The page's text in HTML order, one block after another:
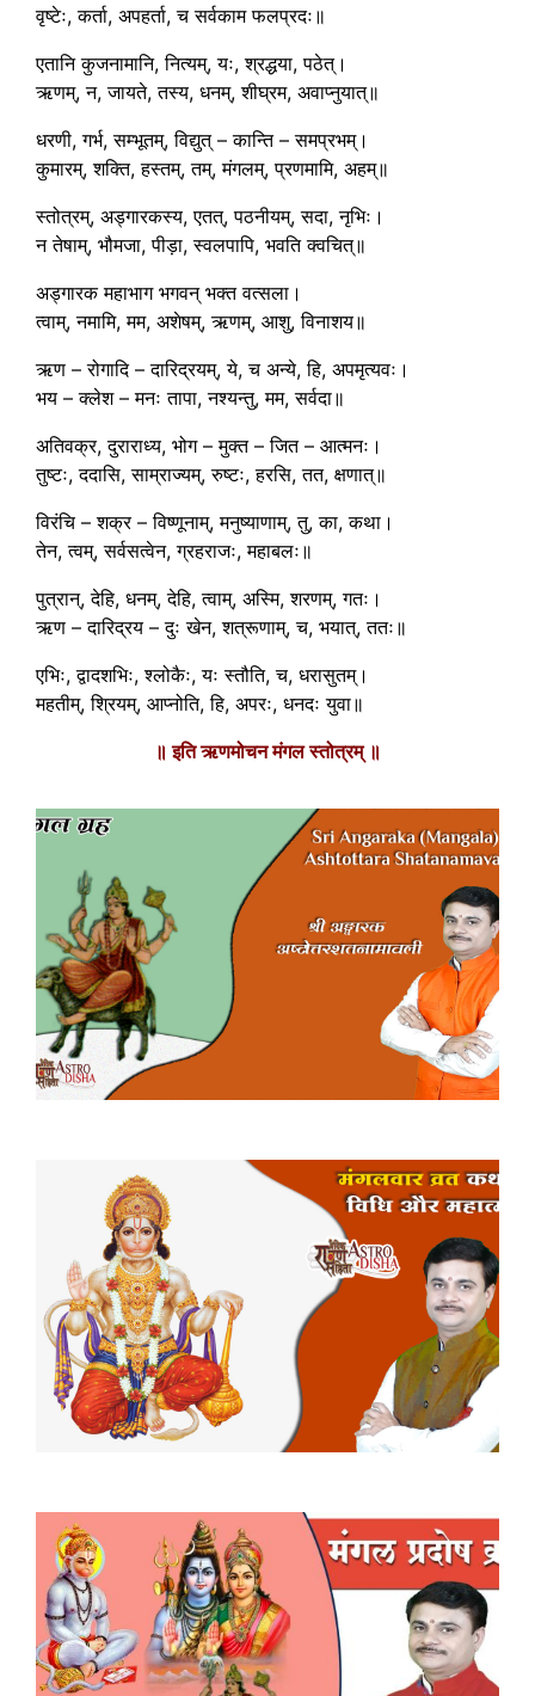
वृष्टेः, कर्ता, अपहर्ता, च सर्वकाम फलप्रदः॥
एतानि कुजनामानि, नित्यम्, यः, श्रद्धया, पठेत्।
ऋणम्, न, जायते, तस्य, धनम्, शीघ्रम, अवाप्नुयात्॥
धरणी, गर्भ, सम्भूतम्, विद्युत् – कान्ति – समप्रभम्।
कुमारम्, शक्ति, हस्तम्, तम्, मंगलम्, प्रणमामि, अहम्॥
स्तोत्रम्, अड्गारकस्य, एतत्, पठनीयम्, सदा, नृभिः।
न तेषाम्, भौमजा, पीड़ा, स्वलपापि, भवति क्वचित्॥
अड्गारक महाभाग भगवन् भक्त वत्सला।
त्वाम्, नमामि, मम, अशेषम्, ऋणम्, आशु, विनाशय॥
ऋण – रोगादि – दारिद्रयम्, ये, च अन्ये, हि, अपमृत्यवः।
भय – क्लेश – मनः तापा, नश्यन्तु, मम, सर्वदा॥
अतिवक्र, दुराराध्य, भोग – मुक्त – जित – आत्मनः।
तुष्टः, ददासि, साम्राज्यम्, रुष्टः, हरसि, तत, क्षणात्॥
विरंचि – शक्र – विष्णूनाम्, मनुष्याणाम्, तु, का, कथा।
तेन, त्वम्, सर्वसत्वेन, ग्रहराजः, महाबलः॥
पुत्रान्, देहि, धनम्, देहि, त्वाम्, अस्मि, शरणम्, गतः।
ऋण – दारिद्रय – दुः खेन, शत्रूणाम्, च, भयात्, ततः॥
एभिः, द्वादशभिः, श्लोकैः, यः स्तौति, च, धरासुतम्।
महतीम्, श्रियम्, आप्नोति, हि, अपरः, धनदः युवा॥
॥ इति ऋणमोचन मंगल स्तोत्रम् ॥